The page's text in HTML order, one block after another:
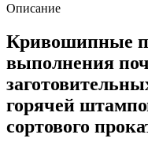
Описание
Кривошипные
выполнения
горячей
сортового